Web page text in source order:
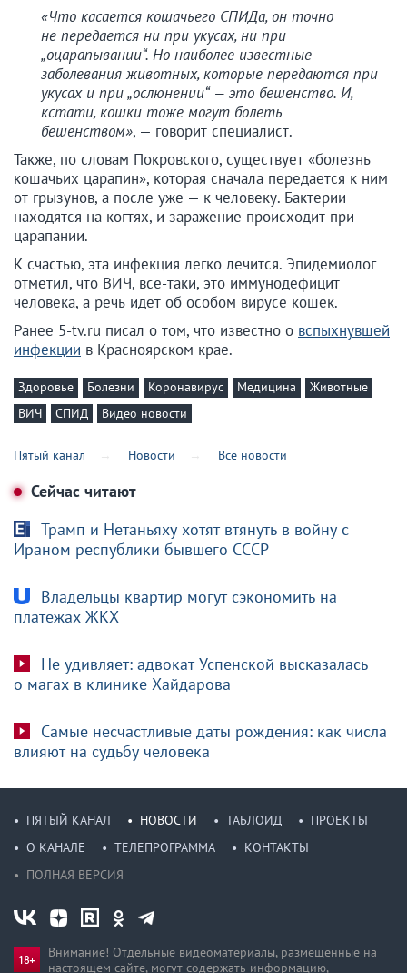
«Что касается кошачьего СПИДа, он точно
не передается ни при укусах, ни при
„оцарапывании“. Но наиболее известные
заболевания животных, которые передаются при
укусах и при „ослюнении“ — это бешенство. И,
кстати, кошки тоже могут болеть
бешенством», — говорит специалист.
Также, по словам Покровского, существует «болезнь
кошачьих царапин», которая сначала передается к ним
от грызунов, а после уже — к человеку. Бактерии
находятся на когтях, и заражение происходит при
царапании.
К счастью, эта инфекция легко лечится. Эпидемиолог
отметил, что ВИЧ, все-таки, это иммунодефицит
человека, а речь идет об особом вирусе кошек.
Ранее 5-tv.ru писал о том, что известно о вспыхнувшей
инфекции в Красноярском крае.
Здоровье Болезни Коронавирус Медицина
Животные
ВИЧ
СПИД Видео новости
Пятый канал Новости Все новости
Сейчас читают
Трамп и Нетаньяху хотят втянуть в войну с
Ираном республики бывшего СССР
Владельцы квартир могут сэкономить на
платежах ЖКХ
Не удивляет: адвокат Успенской высказалась
о магах в клинике Хайдарова
Самые несчастливые даты рождения: как числа
влияют на судьбу человека
ПЯТЫЙ КАНАЛ НОВОСТИ ТАБЛОИД
ПРОЕКТЫ
О КАНАЛЕ
ТЕЛЕПРОГРАММА
КОНТАКТЫ
ПОЛНАЯ ВЕРСИЯ
Внимание! Отдельные видеоматериалы, размещенные на
настоящем сайте, могут содержать информацию,